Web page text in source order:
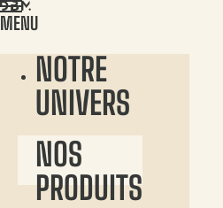
Aller
au
contenu
MENU
NOTRE
UNIVERS
NOS
PRODUITS
CONTACT